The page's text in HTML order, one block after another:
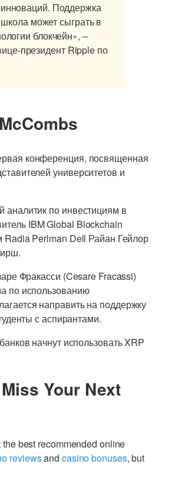
Поддержка
может сыграть в
блокчейн», –
президент Ripple по
конференция, посвященная
университетов и
аналитик по инвестициям в
IBM Global Blockchain
Perlman Dell Райан Гейлор
Фракасси (Cesare Fracassi)
по использованию
направить на поддержку
с аспирантами.
начнут использовать XRP
Your Next
best recommended online
reviewsand casino bonuses, but